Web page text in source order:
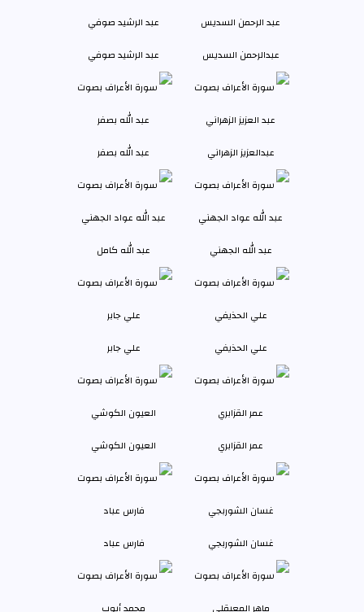
عبدالرحمن السديس عبد الرشيد صوفي
عبدالعزيز الزهراني عبد الله بصفر
عبد الله الجهني عبد الله كامل
علي الحذيفي علي جابر
عمر القزابري العيون الكوشي
غسان الشوربجي فارس عباد